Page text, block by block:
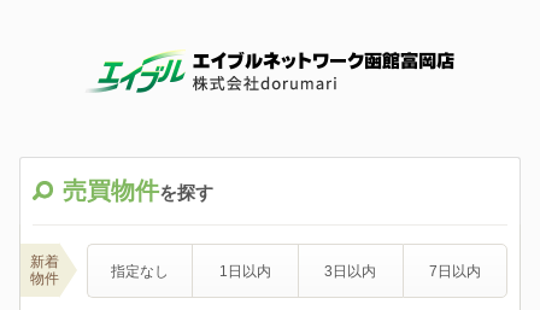
売買物件を探す
新着
物件
指定なし 1日以内 3日以内 7日以内